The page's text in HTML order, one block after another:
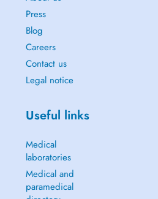
Press
Blog
Careers
Contact us
Legal notice
Useful links
Medical
laboratories
Medical and
paramedical